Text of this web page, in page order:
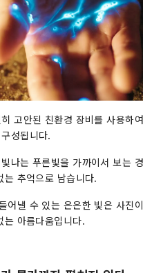
고안된 친환경 장비를 사용하
성됩니다.
나는 푸른빛을 가까이서 보는
는 추억으로 남습니다.
어낼 수 있는 은은한 빛은 사진
는 아름다움입니다.